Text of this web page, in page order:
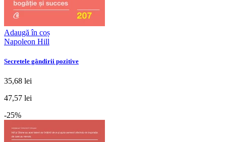
Adaugă în coș
Napoleon Hill
Secretele gândirii pozitive
35,68 lei
47,57 lei
-25%